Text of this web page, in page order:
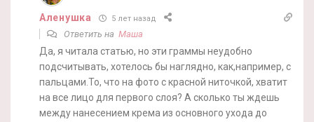
Аленушка 5 лет назад
Ответить на Маша
Да, я читала статью, но эти граммы неудобно
подсчитывать, хотелось бы наглядно, как,например, с
пальцами.То, что на фото с красной ниточкой, хватит
на все лицо для первого слоя? А сколько ты ждешь
между нанесением крема из основного ухода до